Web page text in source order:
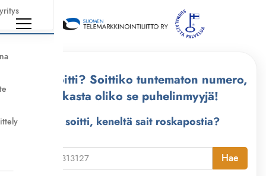
Kuka soitti? Soittiko tuntematon numero,
tarkasta oliko se puhelinmyyjä!
Kuka soitti, keneltä sait roskapostia?
Hae